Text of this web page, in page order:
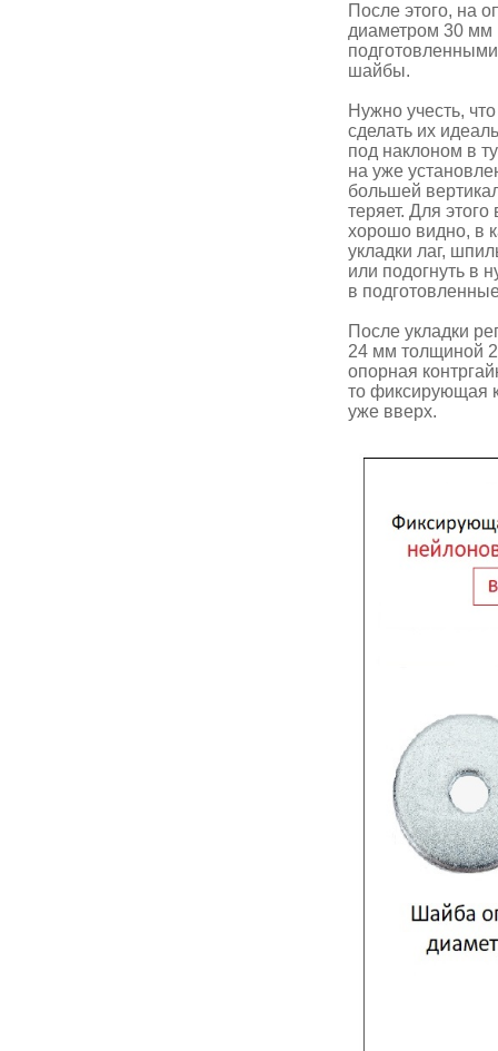
После этого, на
диаметром 30 мм
шайбы.
Нужно учесть,
сделать их
под наклоном в
на уже
большей
теряет. Для
хорошо видно, в
укладки лаг,
или подогнуть в
в
После укладки
24 мм толщиной
опорная
то фиксирующая
уже вверх.